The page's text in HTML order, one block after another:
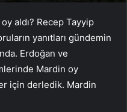
oy aldı? Recep Tayyip
yanıtları gündemin
Erdoğan ve
Mardin oy
için derledik. Mardin